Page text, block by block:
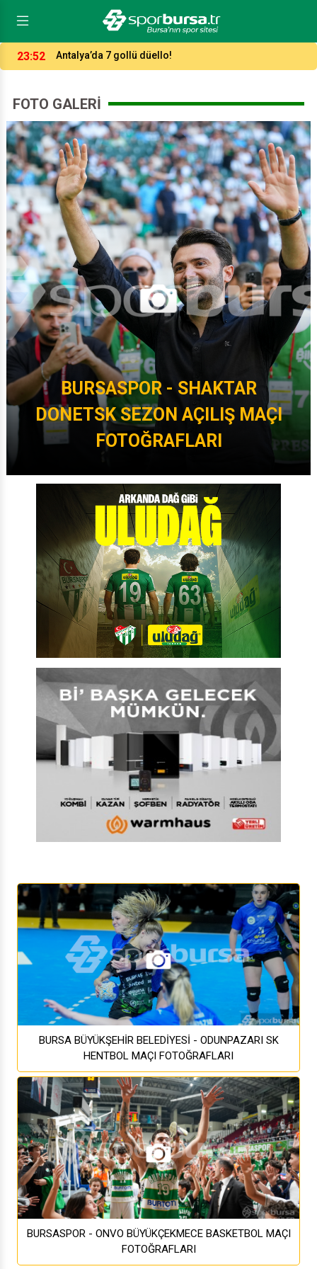
15:27 Bursaspor’da çifte şok! 2 Timsah Bodrum'da yok!
FOTO GALERI
BURSASPOR - SHAKTAR
DONETSK SEZON AÇILIŞ MAÇI
FOTOĞRAFLARI
BURSA BÜYÜKŞEHİR BELEDİYESİ - ODUNPAZARI SK
HENTBOL MAÇI FOTOĞRAFLARI
BURSASPOR - ONVO BÜYÜKÇEKMECE BASKETBOL MAÇI
FOTOĞRAFLARI